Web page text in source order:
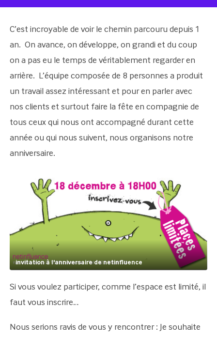
C’est incroyable de voir le chemin parcouru depuis 1
an. On avance, on développe, on grandi et du coup
on a pas eu le temps de véritablement regarder en
arrière. L’équipe composée de 8 personnes a produit
un travail assez intéressant et pour en parler avec
nos clients et surtout faire la fête en compagnie de
tous ceux qui nous ont accompagné durant cette
année ou qui nous suivent, nous organisons notre
anniversaire.
invitation à l'anniversaire de netinfluence
Si vous voulez participer, comme l’espace est limité, il
faut vous inscrire…
Nous serions ravis de vous y rencontrer : Je souhaite